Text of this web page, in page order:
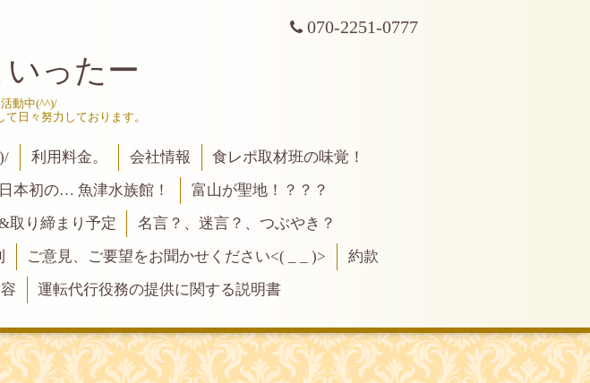
070-2251-0777
ったー
動中(^^)/
日々努力しております。
利用料金。 会社情報
食レポ取材班の味覚！
日本初の… 魚津水族館！
富山が聖地！？？？
取り締まり予定
名言？、迷言？、つぶやき？
ご意見、ご要望をお聞かせください<( _ _ )>
約款
運転代行役務の提供に関する説明書